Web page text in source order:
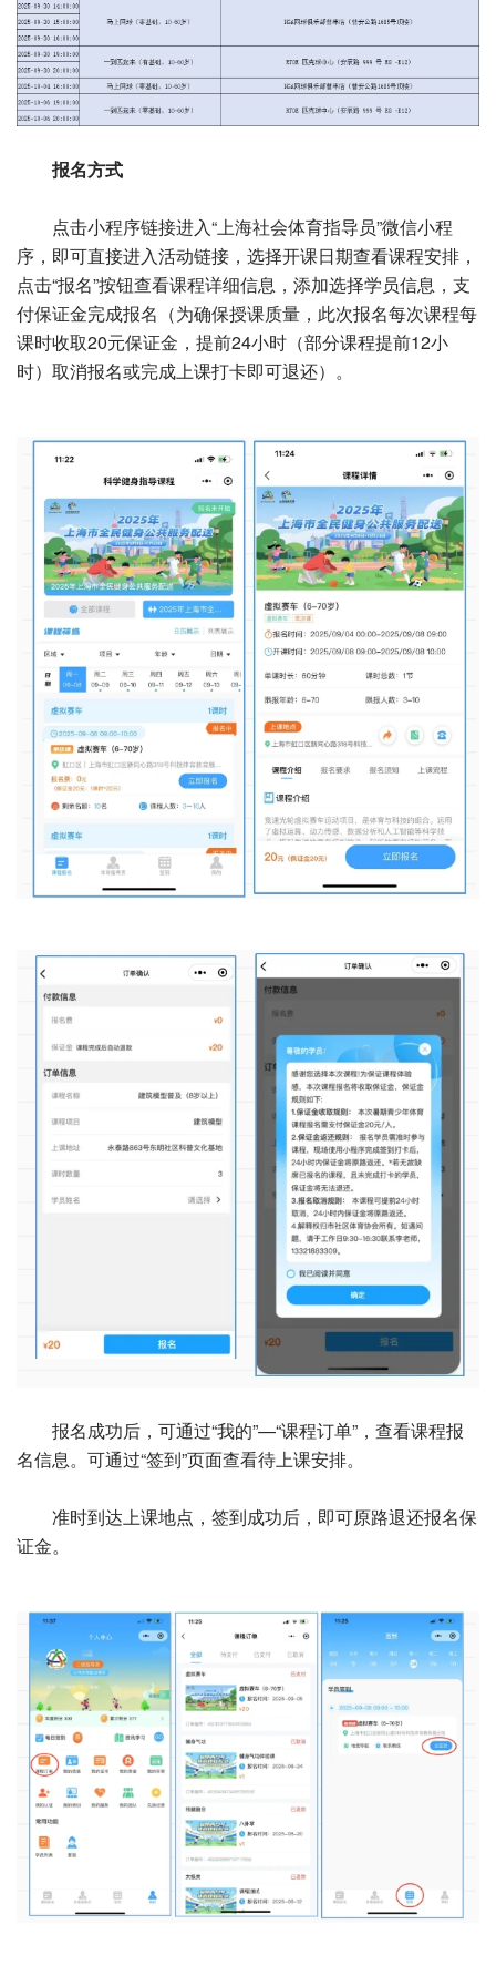
报名方式
点击小程序链接进入“上海社会体育指导员”微信小程
序，即可直接进入活动链接，选择开课日期查看课程安排，
点击“报名”按钮查看课程详细信息，添加选择学员信息，支
付保证金完成报名（为确保授课质量，此次报名每次课程每
课时收取20元保证金，提前24小时（部分课程提前12小
时）取消报名或完成上课打卡即可退还）。
报名成功后，可通过“我的”—“课程订单”，查看课程报
名信息。可通过“签到”页面查看待上课安排。
准时到达上课地点，签到成功后，即可原路退还报名保
证金。